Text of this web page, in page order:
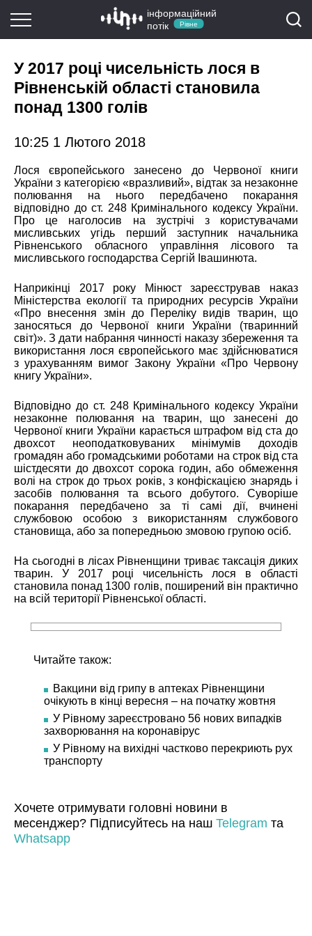
інформаційний
потік
Рівне
У 2017 році чисельність лося в
Рівненській області становила
понад 1300 голів
10:25 1 Лютого 2018
Лося європейського занесено до Червоної книги
України з категорією «вразливий», відтак за незаконне
полювання на нього передбачено покарання
відповідно до ст. 248 Кримінального кодексу України.
Про це наголосив на зустрічі з користувачами
мисливських угідь перший заступник начальника
Рівненського обласного управління лісового та
мисливського господарства Сергій Івашинюта.
Наприкінці 2017 року Мінюст зареєстрував наказ
Міністерства екології та природних ресурсів України
«Про внесення змін до Переліку видів тварин, що
заносяться до Червоної книги України (тваринний
світ)». З дати набрання чинності наказу збереження та
використання лося європейського має здійснюватися
з урахуванням вимог Закону України «Про Червону
книгу України».
Відповідно до ст. 248 Кримінального кодексу України
незаконне полювання на тварин, що занесені до
Червоної книги України карається штрафом від ста до
двохсот неоподатковуваних мінімумів доходів
громадян або громадськими роботами на строк від ста
шістдесяти до двохсот сорока годин, або обмеження
волі на строк до трьох років, з конфіскацією знарядь і
засобів полювання та всього добутого. Суворіше
покарання передбачено за ті самі дії, вчинені
службовою особою з використанням службового
становища, або за попередньою змовою групою осіб.
На сьогодні в лісах Рівненщини триває таксація диких
тварин. У 2017 році чисельність лося в області
становила понад 1300 голів, поширений він практично
на всій території Рівненської області.
Читайте також:
Вакцини від грипу в аптеках Рівненщини
очікують в кінці вересня – на початку жовтня
У Рівному зареєстровано 56 нових випадків
захворювання на коронавірус
У Рівному на вихідні частково перекриють рух
транспорту
Хочете отримувати головні новини в
месенджер? Підписуйтесь на наш Telegram та
Whatsapp